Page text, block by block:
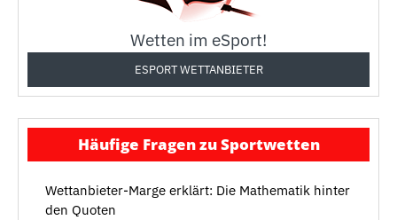
Wetten im eSport!
ESPORT WETTANBIETER
Häufige Fragen zu Sportwetten
Wettanbieter-Marge erklärt: Die Mathematik hinter
den Quoten